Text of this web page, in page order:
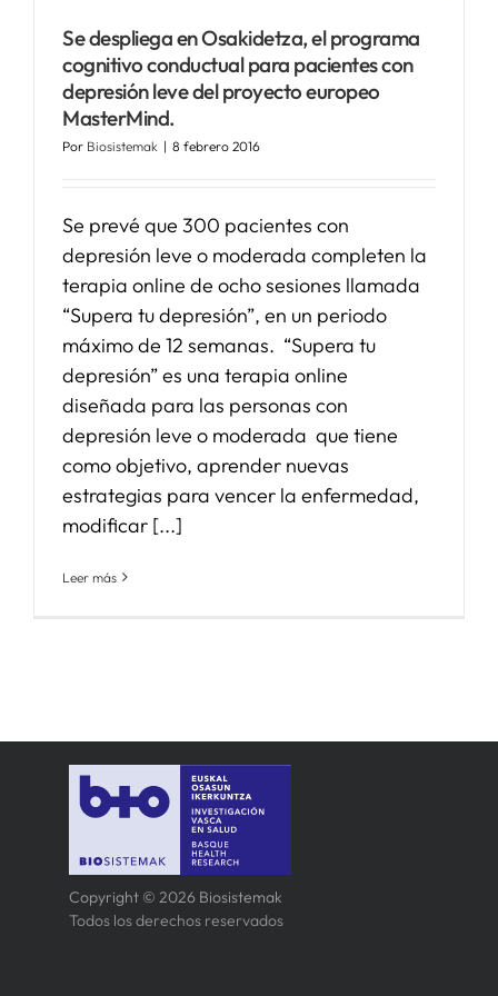
APOYO I+D+I
Se despliega en Osakidetza, el programa
cognitivo conductual para pacientes con
depresión leve del proyecto europeo
MasterMind.
Por Biosistemak | 8 febrero 2016
Se prevé que 300 pacientes con
depresión leve o moderada completen la
terapia online de ocho sesiones llamada
“Supera tu depresión”, en un periodo
máximo de 12 semanas. “Supera tu
depresión” es una terapia online
diseñada para las personas con
depresión leve o moderada que tiene
como objetivo, aprender nuevas
estrategias para vencer la enfermedad,
modificar [...]
Leer más
Copyright © 2026 Biosistemak
Todos los derechos reservados